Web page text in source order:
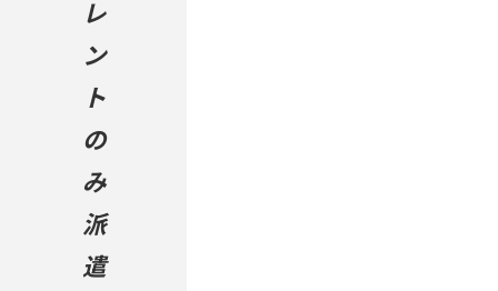
レ
ン
ト
の
み
派
遣